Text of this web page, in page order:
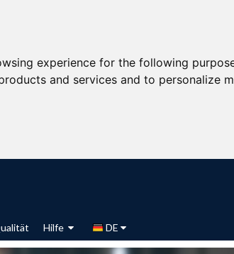
experience for the following
and services and to personalize
Hilfe DE